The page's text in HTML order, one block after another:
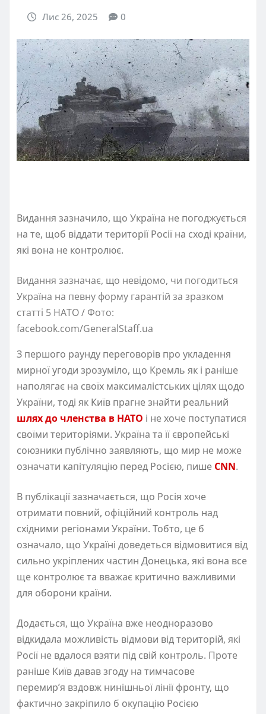
Лис 26, 2025 0
Видання зазначило, що Україна не погоджується
на те, щоб віддати території Росії на сході країни,
які вона не контролює.
Видання зазначає, що невідомо, чи погодиться
Україна на певну форму гарантій за зразком
статті 5 НАТО / Фото:
facebook.com/GeneralStaff.ua
З першого раунду переговорів про укладення
мирної угоди зрозуміло, що Кремль як і раніше
наполягає на своїх максималістських цілях щодо
України, тоді як Київ прагне знайти реальний
шлях до членства в НАТО і не хоче поступатися
своїми територіями. Україна та її європейські
союзники публічно заявляють, що мир не може
означати капітуляцію перед Росією, пише CNN.
В публікації зазначається, що Росія хоче
отримати повний, офіційний контроль над
східними регіонами України. Тобто, це б
означало, що Україні доведеться відмовитися від
сильно укріплених частин Донецька, які вона все
ще контролює та вважає критично важливими
для оборони країни.
Додається, що Україна вже неодноразово
відкидала можливість відмови від територій, які
Росії не вдалося взяти під свій контроль. Проте
раніше Київ давав згоду на тимчасове
перемир’я вздовж нинішньої лінії фронту, що
фактично закріпило б окупацію Росією